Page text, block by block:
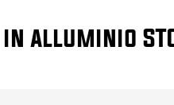
alluminio